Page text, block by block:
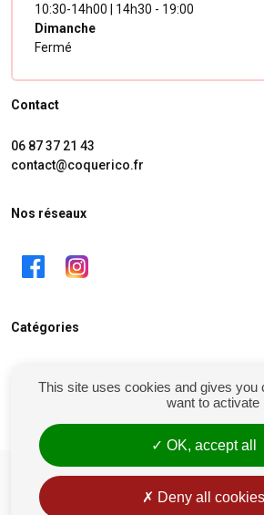
10:30-14h00 | 14h30 - 19:00
Dimanche
Fermé
Contact
06 87 37 21 43
contact@coquerico.fr
Nos réseaux
Catégories
Mon compte
siret : 81238106900028
Conditions générales de vente
This site uses cookies and gives you
want to activate
OK, accept all
Deny all cookies